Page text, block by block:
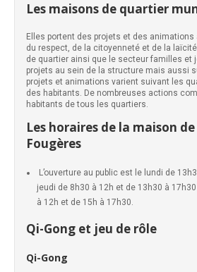
Les maisons de quartier
Elles portent des projets et des
du respect, de la citoyenneté et de la
de quartier ainsi que le secteur familles et
projets au sein de la structure mais aussi
projets et animations varient suivant les
des habitants. De nombreuses actions
habitants de tous les quartiers.
Les horaires de la maison
Fougères
L’ouverture au public est le lundi de
jeudi de 8h30 à 12h et de 13h30 à
à 12h et de 15h à 17h30.
Qi-Gong et jeu de rôle
Qi-Gong